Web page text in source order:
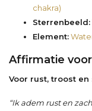
chakra)
Sterrenbeeld:
Element:
Affirmatie
Voor rust, troost
“Ik adem rust en